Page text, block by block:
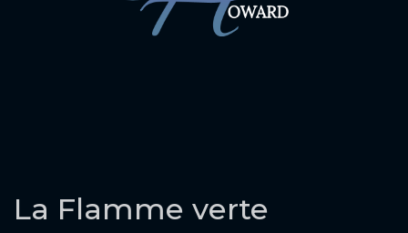
o
c
La Flamme verte